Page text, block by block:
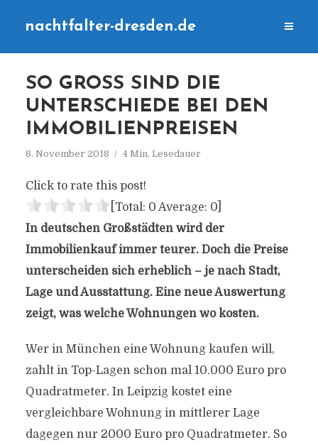
nachtfalter-dresden.de
SO GROSS SIND DIE U
NTERSCHIEDE BEI DEN I
MMOBILIENPREISEN
8. November 2018 4 Min. Lesedauer
Click to rate this post!
[Total: 0 Average: 0]
In deutschen Großstädten wird der
Immobilienkauf immer teurer. Doch die Preise
unterscheiden sich erheblich – je nach Stadt,
Lage und Ausstattung. Eine neue Auswertung
zeigt, was welche Wohnungen wo kosten.
Wer in München eine Wohnung kaufen will,
zahlt in Top-Lagen schon mal 10.000 Euro pro
Quadratmeter. In Leipzig kostet eine
vergleichbare Wohnung in mittlerer Lage
dagegen nur 2000 Euro pro Quadratmeter. So